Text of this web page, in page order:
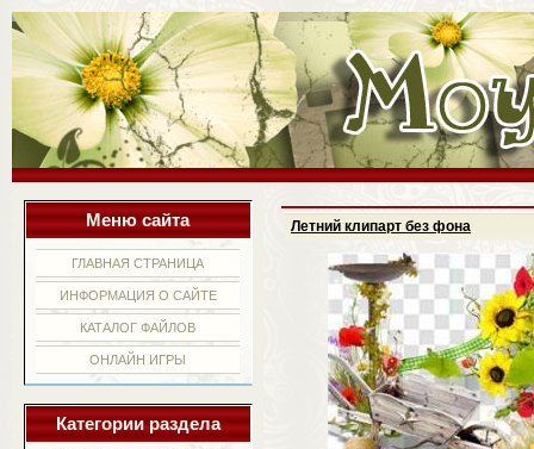
Меню сайта
ГЛАВНАЯ СТРАНИЦА
ИНФОРМАЦИЯ О САЙТЕ
КАТАЛОГ ФАЙЛОВ
ОНЛАЙН ИГРЫ
Категории раздела
Летний клипарт без фона